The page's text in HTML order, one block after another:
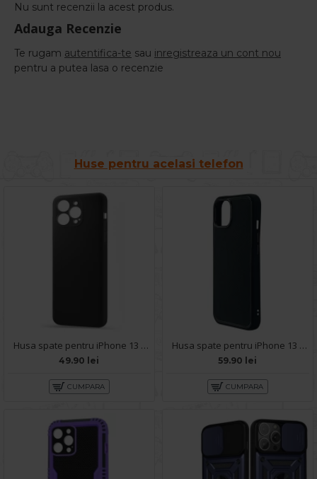
Nu sunt recenzii la acest produs.
Adauga Recenzie
Te rugam autentifica-te sau inregistreaza un cont nou
pentru a putea lasa o recenzie
Huse pentru acelasi telefon
Husa spate pentru iPhone 13 Pro Max - Silicon Line Negru
49.90 lei
CUMPARA
Husa spate pentru iPhone 13 Pro Max KIP Case - Negru
59.90 lei
CUMPARA